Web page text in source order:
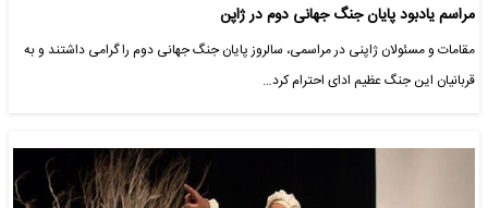
مراسم یادبود پایان جنگ جهانی دوم در ژاپن‎
مقامات و مسئولان ژاپنی در مراسمی، سالروز پایان جنگ جهانی دوم را گرامی داشتند و به
قربانیان این جنگ عظیم ادای احترام کرد…